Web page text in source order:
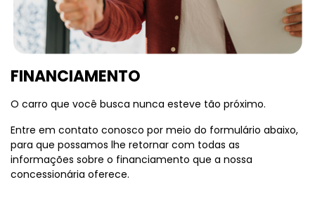
FINANCIAMENTO
O carro que você busca nunca esteve tão próximo.
Entre em contato conosco por meio do formulário abaixo,
para que possamos lhe retornar com todas as
informações sobre o financiamento que a nossa
concessionária oferece.